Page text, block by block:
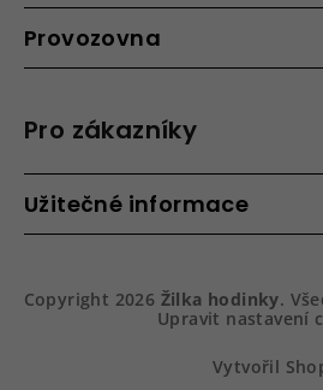
Pro zákazníky
Věrnostní program
Obchodní podmínky
Vrácení a reklamace
Podmínky ochrany osobních údajů
Provozovna
Roháčova 639, 390 02 Tábor
Užitečné informace
Dárkové balení hodinek
Na prvním místě služby
Copyright 2026 Žilka hodinky.
Upravit nastavení
Vytvořil